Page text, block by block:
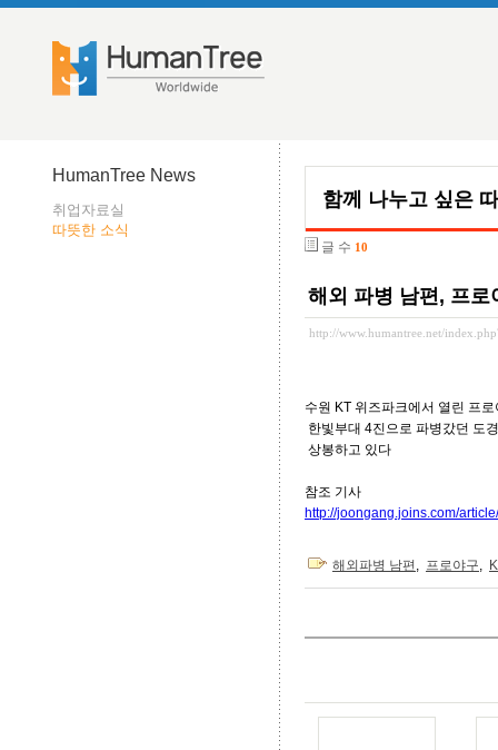
HumanTree News
취업자료실
따뜻한 소식
함께 나누고 싶은
글 수 10
해외 파병 남편, 프
http://www.humantree.net/
수원 KT 위즈파크에서 열린 프
한빛부대 4진으로 파병갔던 도
상봉하고 있다
참조 기사
http://joongang.joins.com/
해외파병 남편 , 프로야구,